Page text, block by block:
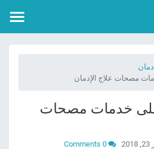
مصحات علاج الإدمان
خدمات مصحات